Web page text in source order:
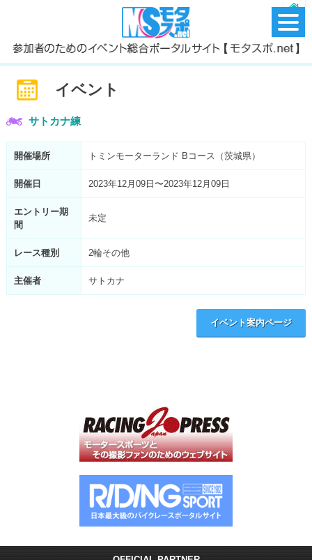
イベント
サトカナ練
開催場所 トミンモーターランド Bコース（茨城県）
開催日 2023年12月09日〜2023年12月09日
エントリー期
間
未定
レース種別 2輪その他
主催者 サトカナ
イベント案内ページ